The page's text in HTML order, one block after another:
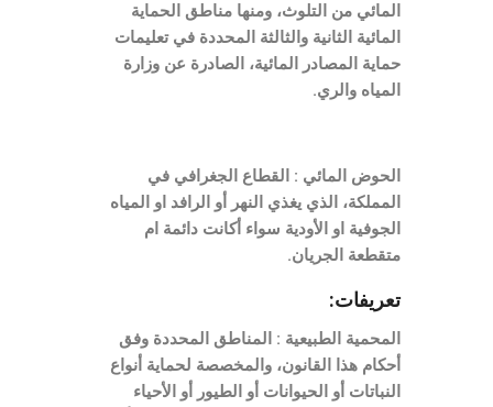
المائي من التلوث، ومنها مناطق الحماية
المائية الثانية والثالثة المحددة في تعليمات
حماية المصادر المائية، الصادرة عن وزارة
المياه والري.
الحوض المائي : القطاع الجغرافي في
المملكة، الذي يغذي النهر أو الرافد او المياه
الجوفية او الأودية سواء أكانت دائمة ام
متقطعة الجريان.
تعريفات:
المحمية الطبيعية : المناطق المحددة وفق
أحكام هذا القانون، والمخصصة لحماية أنواع
النباتات أو الحيوانات أو الطيور أو الأحياء